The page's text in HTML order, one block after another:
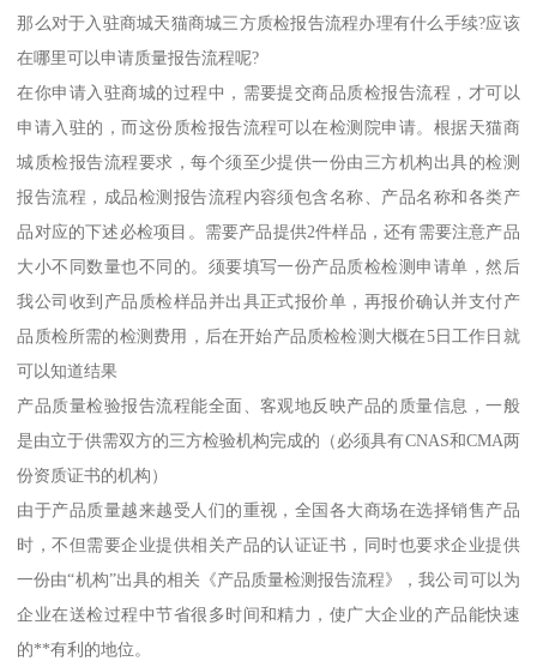
那么对于入驻商城天猫商城三方质检报告流程办理有什么手续?应该
在哪里可以申请质量报告流程呢?
在你申请入驻商城的过程中，需要提交商品质检报告流程，才可以
申请入驻的，而这份质检报告流程可以在检测院申请。根据天猫商
城质检报告流程要求，每个须至少提供一份由三方机构出具的检测
报告流程，成品检测报告流程内容须包含名称、产品名称和各类产
品对应的下述必检项目。需要产品提供2件样品，还有需要注意产品
大小不同数量也不同的。须要填写一份产品质检检测申请单，然后
我公司收到产品质检样品并出具正式报价单，再报价确认并支付产
品质检所需的检测费用，后在开始产品质检检测大概在5日工作日就
可以知道结果
产品质量检验报告流程能全面、客观地反映产品的质量信息，一般
是由立于供需双方的三方检验机构完成的（必须具有CNAS和CMA两
份资质证书的机构）
由于产品质量越来越受人们的重视，全国各大商场在选择销售产品
时，不但需要企业提供相关产品的认证证书，同时也要求企业提供
一份由“机构”出具的相关《产品质量检测报告流程》，我公司可以为
企业在送检过程中节省很多时间和精力，使广大企业的产品能快速
的**有利的地位。